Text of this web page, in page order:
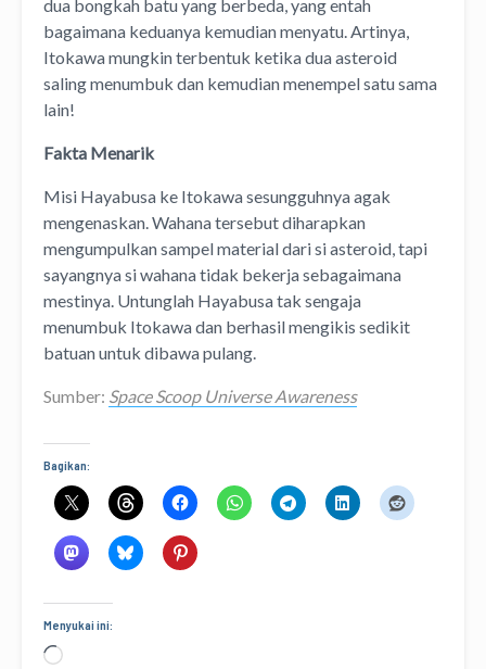
dua bongkah batu yang berbeda, yang entah
bagaimana keduanya kemudian menyatu. Artinya,
Itokawa mungkin terbentuk ketika dua asteroid
saling menumbuk dan kemudian menempel satu sama
lain!
Fakta Menarik
Misi Hayabusa ke Itokawa sesungguhnya agak
mengenaskan. Wahana tersebut diharapkan
mengumpulkan sampel material dari si asteroid, tapi
sayangnya si wahana tidak bekerja sebagaimana
mestinya. Untunglah Hayabusa tak sengaja
menumbuk Itokawa dan berhasil mengikis sedikit
batuan untuk dibawa pulang.
Sumber: Space Scoop Universe Awareness
Bagikan:
Menyukai ini:
Memuat...